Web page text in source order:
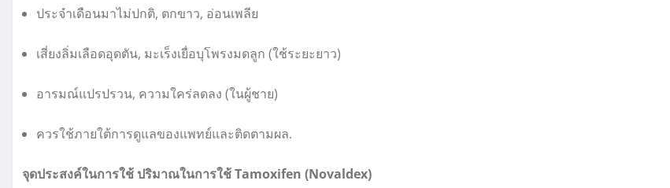
ประจำเดือนมาไม่ปกติ, ตกขาว, อ่อนเพลีย
เสี่ยงลิ่มเลือดอุดตัน, มะเร็งเยื่อบุโพรงมดลูก (ใช้ระยะยาว)
อารมณ์แปรปรวน, ความใคร่ลดลง (ในผู้ชาย)
ควรใช้ภายใต้การดูแลของแพทย์และติดตามผล.
จุดประสงค์ในการใช้ ปริมาณในการใช้ Tamoxifen (Novaldex)